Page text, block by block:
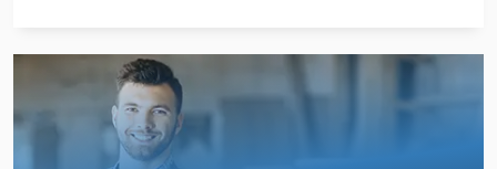
Heidenhain Ls 303
Heidenhain Ls 406